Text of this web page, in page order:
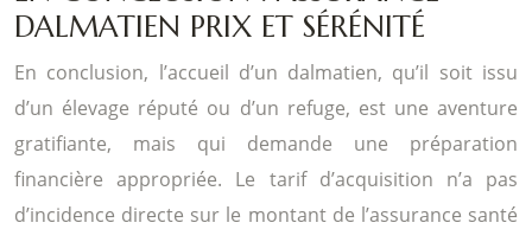
DALMATIEN PRIX ET SÉRÉNITÉ
En conclusion, l’accueil d’un dalmatien, qu’il soit issu
d’un élevage réputé ou d’un refuge, est une aventure
gratifiante, mais qui demande une préparation
financière appropriée. Le tarif d’acquisition n’a pas
d’incidence directe sur le montant de l’assurance santé